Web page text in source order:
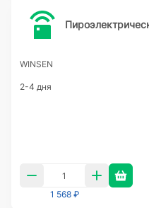
WINSEN
2-4 дня
1 568 ₽